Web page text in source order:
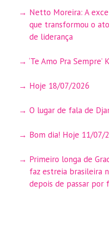
Netto Moreira: A
que transformou o
de liderança
‘Te Amo Pra Sempre’
Hoje 18/07/2026
O lugar de fala de
Bom dia! Hoje 11/07/
Primeiro longa de
faz estreia brasileira
depois de passar por